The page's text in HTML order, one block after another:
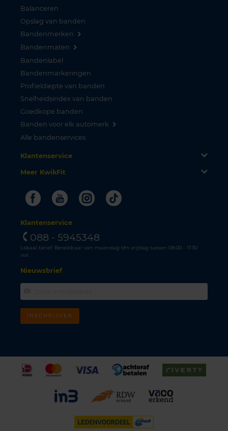
Balanceren
Opslag van banden
Bandenmerken
Bandenmaten
Bandenlabel
Bandenmarkeringen
Profieldiepte van banden
Snelheidsindex van banden
Goedkope banden
Banden voor elk automerk
Alle bandenservices
Klantenservice
Meer KwikFit
FacebookYoutubeInstagram
Tiktok
Klantenservice
088 - 5945348
Lokaal tarief. Bereikbaar van maandag t/m vrijdag tussen 08.00 - 17.30
uur.
Nieuwsbrief
INSCHRIJVEN